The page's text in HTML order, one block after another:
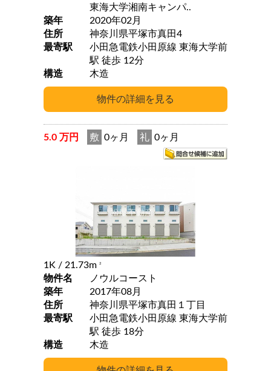
東海大学湘南キャンパ..
築年
2020年02月
住所
神奈川県平塚市真田4
最寄駅
小田急電鉄小田原線 東海大学前
駅 徒歩 12分
構造
木造
5.0 万円 敷 0ヶ月 礼 0ヶ月
1K / 21.73m 2
物件名
ノウルコースト
築年
2017年08月
住所
神奈川県平塚市真田１丁目
最寄駅
小田急電鉄小田原線 東海大学前
駅 徒歩 18分
構造
木造